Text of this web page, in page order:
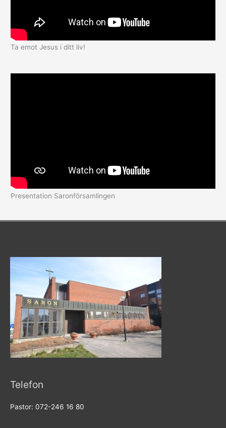
Ta emot Jesus i ditt liv!
Presentation Saronförsamlingen
Telefon
Pastor: 072-246 16 80